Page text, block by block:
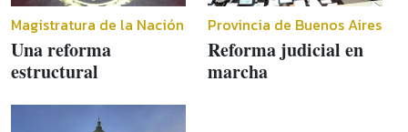
Magistratura de la Nación
Una reforma
estructural
Provincia de Buenos Aires
Reforma judicial en
marcha